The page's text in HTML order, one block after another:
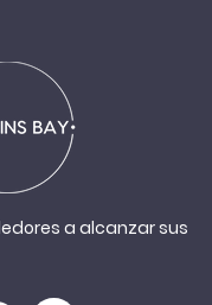
a alcanzar sus